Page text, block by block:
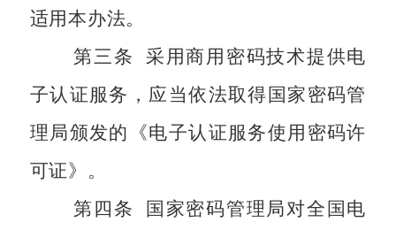
适用本办法。
第三条
采用商用密码技术提供电
子认证服务，应当依法取得国家密码管
理局颁发的《电子认证服务使用密码许
可证》。
第四条
国家密码管理局对全国电